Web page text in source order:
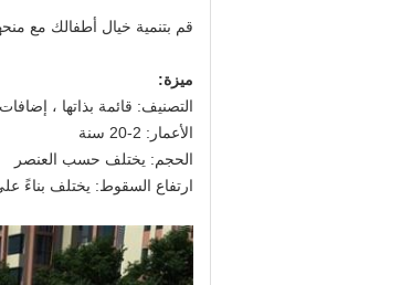
قم بتنمية خيال أطفالك مع
ميزة:
التصنيف: قائمة بذاتها ، إضافات
الأعمار: 2-20 سنة
الحجم: يختلف حسب العنصر
ارتفاع السقوط: يختلف بناءً